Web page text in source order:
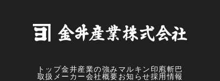
トップ金井産業の強み マルキン印 庖斬巴
取扱メーカー会社概要お知らせ採用情報